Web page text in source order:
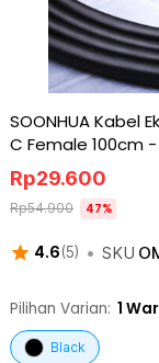
SOONHUA Kabel
C Female 100cm -
4.6(5) • SKU
Rp29.600
Rp54.900 47%
Pilihan Varian: 1
Black